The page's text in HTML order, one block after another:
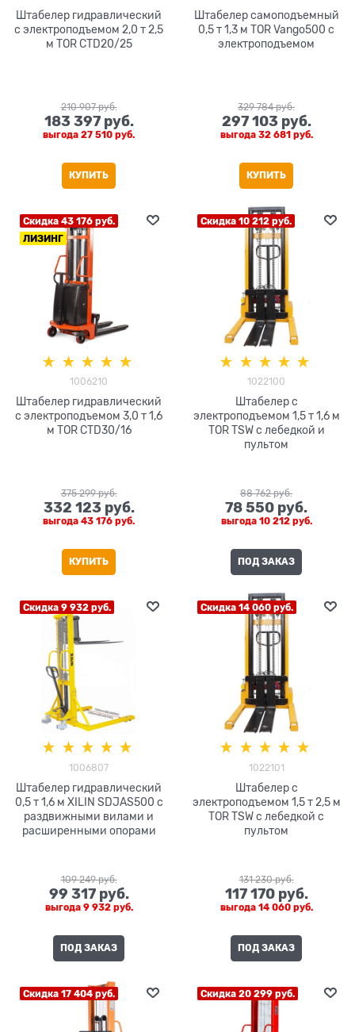
Штабелер гидравлический
с электроподъемом 2,0 т 2,5
м TOR CTD20/25
210 907 руб.
183 397 руб.
выгода 27 510 руб.
КУПИТЬ
Штабелер самоподъемный
0,5 т 1,3 м TOR Vango500 с
электроподъемом
329 784 руб.
297 103 руб.
выгода 32 681 руб.
КУПИТЬ
Скидка 43 176 руб.
ЛИЗИНГ
1006210
Штабелер гидравлический
с электроподъемом 3,0 т 1,6
м TOR CTD30/16
375 299 руб.
332 123 руб.
выгода 43 176 руб.
КУПИТЬ
Скидка 10 212 руб.
1022100
Штабелер с
электроподъемом 1,5 т 1,6 м
TOR TSW с лебедкой и
пультом
88 762 руб.
78 550 руб.
выгода 10 212 руб.
ПОД ЗАКАЗ
Скидка 9 932 руб.
1006807
Штабелер гидравлический
0,5 т 1,6 м XILIN SDJAS500 с
раздвижными вилами и
расширенными опорами
109 249 руб.
99 317 руб.
выгода 9 932 руб.
ПОД ЗАКАЗ
Скидка 14 060 руб.
1022101
Штабелер с
электроподъемом 1,5 т 2,5 м
TOR TSW с лебедкой с
пультом
131 230 руб.
117 170 руб.
выгода 14 060 руб.
ПОД ЗАКАЗ
Скидка 17 404 руб. Скидка 20 299 руб.